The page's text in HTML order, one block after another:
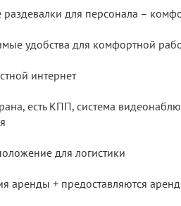
для персонала –
удобства для комфортной
интернет
есть КПП, система
для логистики
аренды + предоставляются